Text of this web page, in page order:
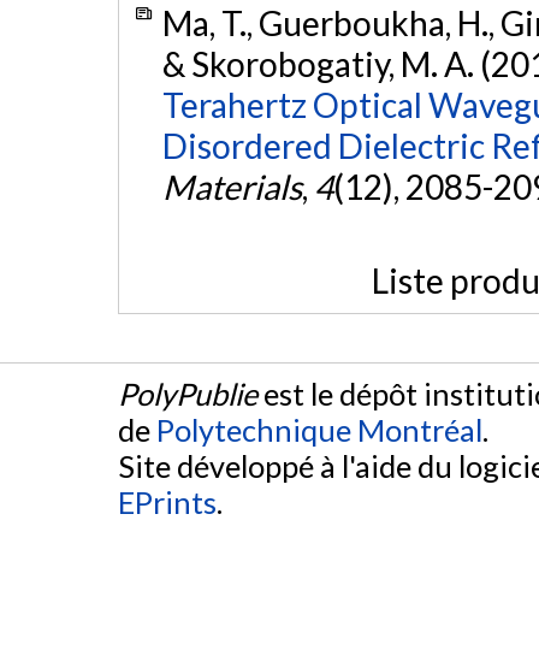
Ma, T., Guerboukha, H.,
& Skorobogatiy, M. A.
Terahertz Optical
Disordered Dielectric
Materials, 4(12), 2085-
Liste
PolyPublieest le dépôt
de Polytechnique Montréal.
Site développé à l'aide du
EPrints.